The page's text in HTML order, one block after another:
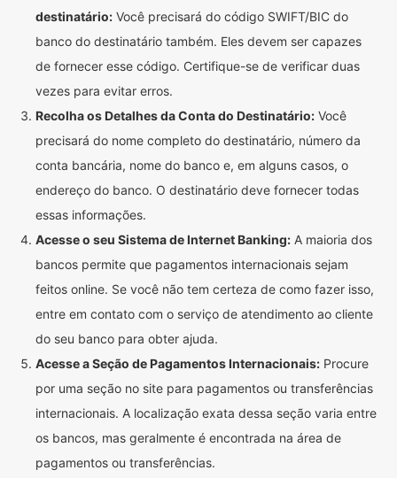
destinatário: Você precisará do código SWIFT/BIC do
banco do destinatário também. Eles devem ser capazes
de fornecer esse código. Certifique-se de verificar duas
vezes para evitar erros.
Recolha os Detalhes da Conta do Destinatário: Você
precisará do nome completo do destinatário, número da
conta bancária, nome do banco e, em alguns casos, o
endereço do banco. O destinatário deve fornecer todas
essas informações.
Acesse o seu Sistema de Internet Banking: A maioria dos
bancos permite que pagamentos internacionais sejam
feitos online. Se você não tem certeza de como fazer isso,
entre em contato com o serviço de atendimento ao cliente
do seu banco para obter ajuda.
Acesse a Seção de Pagamentos Internacionais: Procure
por uma seção no site para pagamentos ou transferências
internacionais. A localização exata dessa seção varia entre
os bancos, mas geralmente é encontrada na área de
pagamentos ou transferências.